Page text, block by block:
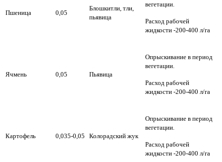
Пшеница 0,05
Блошкитли, тли,
пьявица
вегетации.
Расход рабочей
жидкости -200-400 л/га
Ячмень 0,05 Пьявица
Опрыскивание в период
вегетации.
Расход рабочей
жидкости -200-400 л/га
Картофель 0,035-0,05 Колорадский жук
Опрыскивание в период
вегетации.
Расход рабочей
жидкости -200-400 л/га